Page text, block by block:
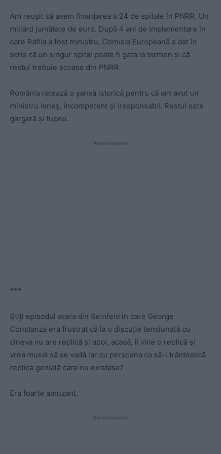
Am reușit să avem finanțarea a 24 de spitale în PNRR. Un
miliard jumătate de euro. După 4 ani de implementare în
care Rafila a fost ministru, Comisia Europeană a dat în
scris că un singur spital poate fi gata la termen și că
restul trebuie scoase din PNRR.
România ratează o șansă istorică pentru că am avut un
ministru leneș, incompetent și iresponsabil. Restul este
gargară și tupeu.
- Advertisement -
***
Știți episodul acela din Seinfeld în care George
Constanza era frustrat că la o discuție tensionată cu
cineva nu are replică și apoi, acasă, îi vine o replică și
vrea musai să se vadă iar cu persoana ca să-i trântească
replica genială care nu existase?
Era foarte amuzant.
- Advertisement -